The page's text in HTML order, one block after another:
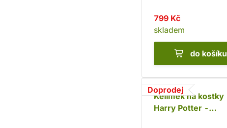
799 Kč
skladem
do košíku
Doprodej
Kelímek na kostky
Harry Potter -